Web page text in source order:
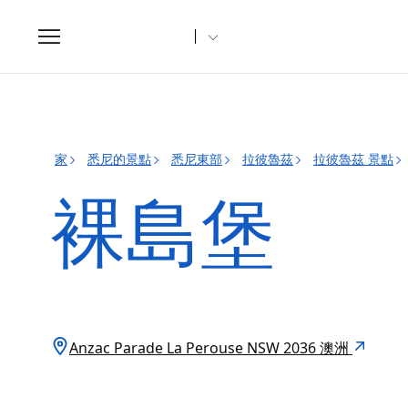
Toggle
navigation
家 悉尼的景點 悉尼東部 拉彼魯茲 拉彼魯茲 景點
裸島堡
Anzac Parade La Perouse NSW 2036 澳洲